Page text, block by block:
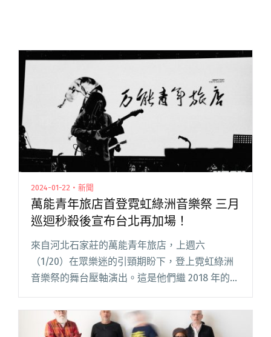
2024-01-22・新聞
萬能青年旅店首登霓虹綠洲音樂祭 三月
巡迴秒殺後宣布台北再加場！
來自河北石家莊的萬能青年旅店，上週六
（1/20）在眾樂迷的引頸期盼下，登上霓虹綠洲
音樂祭的舞台壓軸演出。這是他們繼 2018 年的覺
醒音樂祭後，睽違 6 年再度來台，也是在 2020
年發行第二張專輯《冀西南林路行》後，第一次
將新作品震響在閱讀全文 "萬能青年旅店首登霓